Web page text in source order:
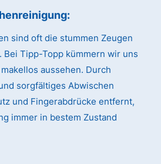
sind oft die stummen Zeugen
Bei Tipp-Topp kümmern wir uns
aussehen. Durch
sorgfältiges Abwischen
und Fingerabdrücke entfernt,
immer in bestem Zustand